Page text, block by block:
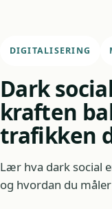
DIGITALISERING
Dark
kraften
trafikken
Lær hva dark social
og hvordan du